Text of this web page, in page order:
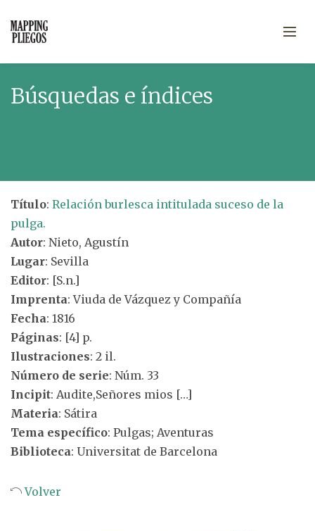
Búsquedas e índices
Título: Relación burlesca intitulada suceso de la
pulga.
Autor: Nieto, Agustín
Lugar: Sevilla
Editor: [S.n.]
Imprenta: Viuda de Vázquez y Compañía
Fecha: 1816
Páginas: [4] p.
Ilustraciones: 2 il.
Número de serie: Núm. 33
Incipit: Audite,Señores mios […]
Materia: Sátira
Tema específico: Pulgas; Aventuras
Biblioteca: Universitat de Barcelona
Volver